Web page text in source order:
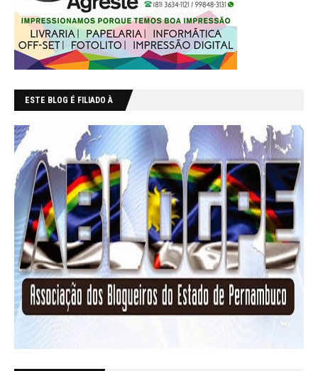
ESTE BLOG É FILIADO À